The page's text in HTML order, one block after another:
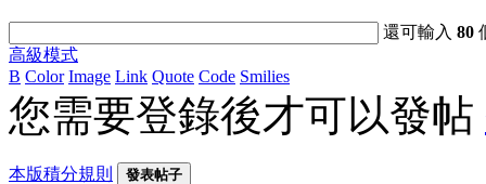
還可輸入80
高級模式
B Color Image Link Quote Code Smilies
您需要登錄後才可以發帖
本版積分規則 發表帖子